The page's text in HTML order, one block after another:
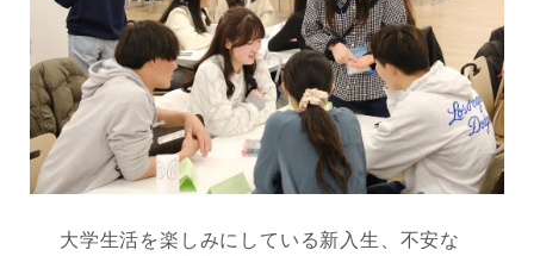
大学生活を楽しみにしている新入生、不安な